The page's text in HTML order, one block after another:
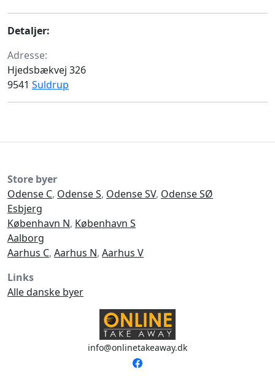
Detaljer:
Adresse:
Hjedsbækvej 326
9541 Suldrup
Store byer
Odense C, Odense S, Odense SV, Odense SØ
Esbjerg
København N, København S
Aalborg
Aarhus C, Aarhus N, Aarhus V
Links
Alle danske byer
info@onlinetakeaway.dk